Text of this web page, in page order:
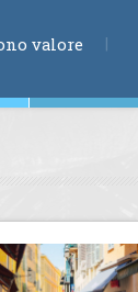
valore